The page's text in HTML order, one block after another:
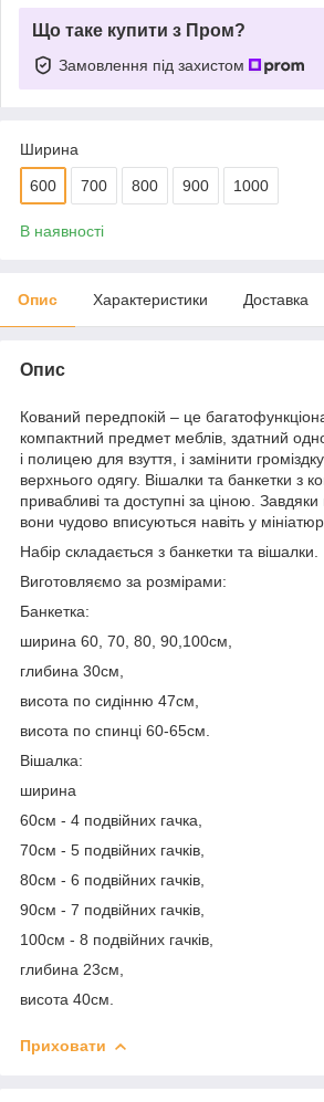
Що таке купити з Пром?
Замовлення під захистом
Ширина
600 700 800 900 1000
В наявності
Опис Характеристики Доставка
Опис
Кований передпокій – це
компактний предмет меблів, здатний
і полицею для взуття, і замінити
верхнього одягу. Вішалки та банкетки з
привабливі та доступні за ціною.
вони чудово вписуються навіть у
Набір складається з банкетки та вішалки.
Виготовляємо за розмірами:
Банкетка:
ширина 60, 70, 80, 90,100см,
глибина 30см,
висота по сидінню 47см,
висота по спинці 60-65см.
Вішалка:
ширина
60см - 4 подвійних гачка,
70см - 5 подвійних гачків,
80см - 6 подвійних гачків,
90см - 7 подвійних гачків,
100см - 8 подвійних гачків,
глибина 23см,
висота 40см.
Приховати